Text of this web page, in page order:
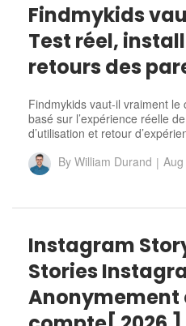
Findmykids
Test réel,
retours des
Findmykids vaut-il vraiment
basé sur l’expérience réelle
d’utilisation et retour
By William Durand |
Instagram
Stories
Anonymement